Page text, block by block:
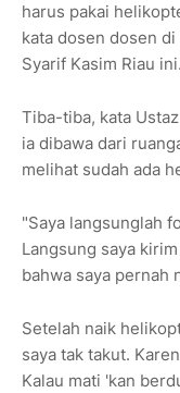
harus pakai
kata dosen dosen
Syarif Kasim Riau ini.
Tiba-tiba, kata
ia dibawa dari
melihat sudah ada
"Saya langsunglah
Langsung saya
bahwa saya pernah
Setelah naik
saya tak takut.
Kalau mati 'kan